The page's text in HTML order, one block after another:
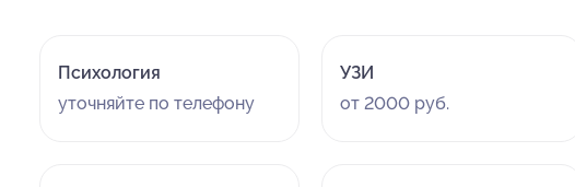
Психология
уточняйте по телефону
УЗИ
от 2000 руб.